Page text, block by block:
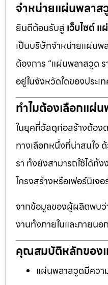
จำหน่ายแผ่นพลาส
ยินดีต้อนรับสู่เว็บไซต์
เป็นบริษัทจำหน่ายแผ่นพ
ต้องการ “แผ่นพลาสวูด
อยู่ในจังหวัดใดของประเ
ทำไมต้องเลือกแผ่
ในยุคที่วัสดุก่อสร้างต้อง
ทางเลือกหนึ่งที่น่าสนใจ
รา ทั้งยังสามารถใช้ได้ทั้
โครงสร้างหรือเฟอร์นิเจ
จากข้อมูลของผู้ผลิตพบว่
งานทั้งภายในและภายนอ
คุณสมบัติหลักของ
แผ่นพลาสวูดมีควา